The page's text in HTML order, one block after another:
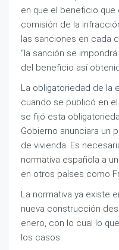
en que el beneficio
comisión de la
las sanciones en cada
“la sanción se
del beneficio así
La obligatoriedad de la
cuando se publicó en
se fijó esta
Gobierno anunciara un
de vivienda. Es
normativa española a
en otros países como
La normativa ya existe
nueva construcción
enero, con lo cual lo
los casos.